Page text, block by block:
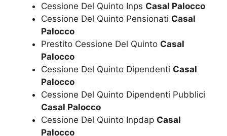
Cessione Del Quinto Inps Casal Palocco
Cessione Del Quinto Pensionati Casal
Palocco
Prestito Cessione Del Quinto Casal
Palocco
Cessione Del Quinto Dipendenti Casal
Palocco
Cessione Del Quinto Dipendenti Pubblici
Casal Palocco
Cessione Del Quinto Inpdap Casal
Palocco